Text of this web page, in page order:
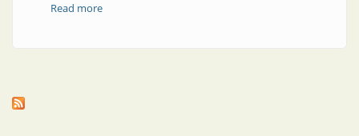
Read moreabout La inversión que diferencia al profesional del